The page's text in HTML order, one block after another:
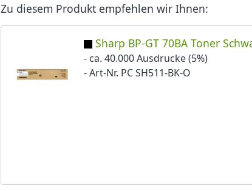
Zu diesem Produkt empfehlen wir Ihnen:
Sharp BP-GT 70BA Toner
- ca. 40.000 Ausdrucke (5%)
- Art-Nr. PC SH511-BK-O